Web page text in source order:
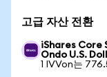
고급 자산 전환
iShares Core
Ondo U.S.
1 IVVon는